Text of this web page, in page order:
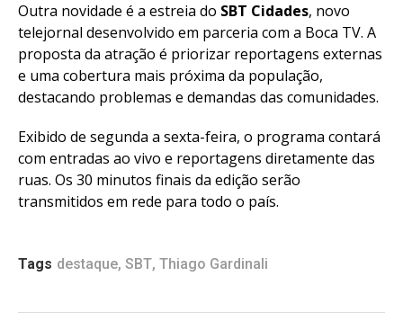
Outra novidade é a estreia do SBT Cidades, novo
telejornal desenvolvido em parceria com a Boca TV. A
proposta da atração é priorizar reportagens externas
e uma cobertura mais próxima da população,
destacando problemas e demandas das comunidades.
Exibido de segunda a sexta-feira, o programa contará
com entradas ao vivo e reportagens diretamente das
ruas. Os 30 minutos finais da edição serão
transmitidos em rede para todo o país.
Tags destaque, SBT, Thiago Gardinali